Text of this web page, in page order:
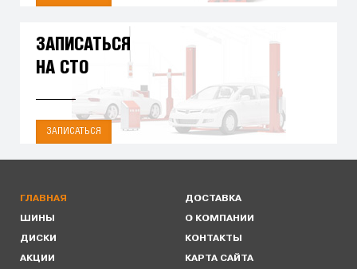
ЗАПИСАТЬСЯ
НА СТО
ЗАПИСАТЬСЯ
ГЛАВНАЯ
ШИНЫ
ДИСКИ
АКЦИИ
ДОСТАВКА
О КОМПАНИИ
КОНТАКТЫ
КАРТА САЙТА